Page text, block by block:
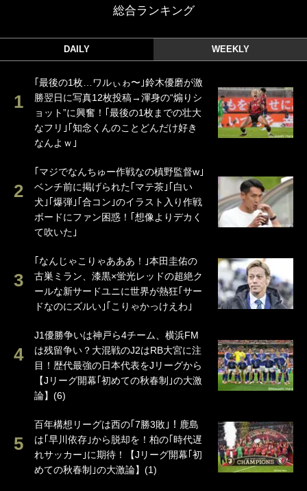
総合ランキング
DAILY WEEKLY
｢最後の1枚…ワルぃゎ〜｣鈴木優磨が激
勝翌日に写真12枚投稿→渾身の“煽りシ
ョット”に興奮！｢最後の1枚までの壮大
なフリ｣｢知念くんのことどんだけ好き
なんよｗ｣
｢マジでなんちゅー作戦なの槙野監督w｣
ベンチ前に掲げられた｢マテ茶｣｢白い
犬｣｢爆弾｣｢合コン｣のイラスト入り作戦
ボードにファン困惑！｢想像よりデカく
て吹いた｣
｢なんじゃこりゃあああ！｣本田圭佑の
古巣ミラン、漆黒×蛍光レッドの超絶ク
ールな新サードユニに世界が熱狂｢サー
ドなのにズルい｣｢こりゃかっけえわ｣
J1優勝争いは神戸ら4チーム、横浜FM
は残留争い？大混戦のJ2はRB大宮に注
目！歴代最強の日本代表をJリーグから
【Jリーグ開幕｢初めての秋春制｣の大激
論】(6)
百年構想リーグは西の｢7勝3敗｣！鹿島
は｢早川依存｣から脱却を！柏の｢時代遅
れサッカー｣に期待！【Jリーグ開幕｢初
めての秋春制｣の大激論】(1)